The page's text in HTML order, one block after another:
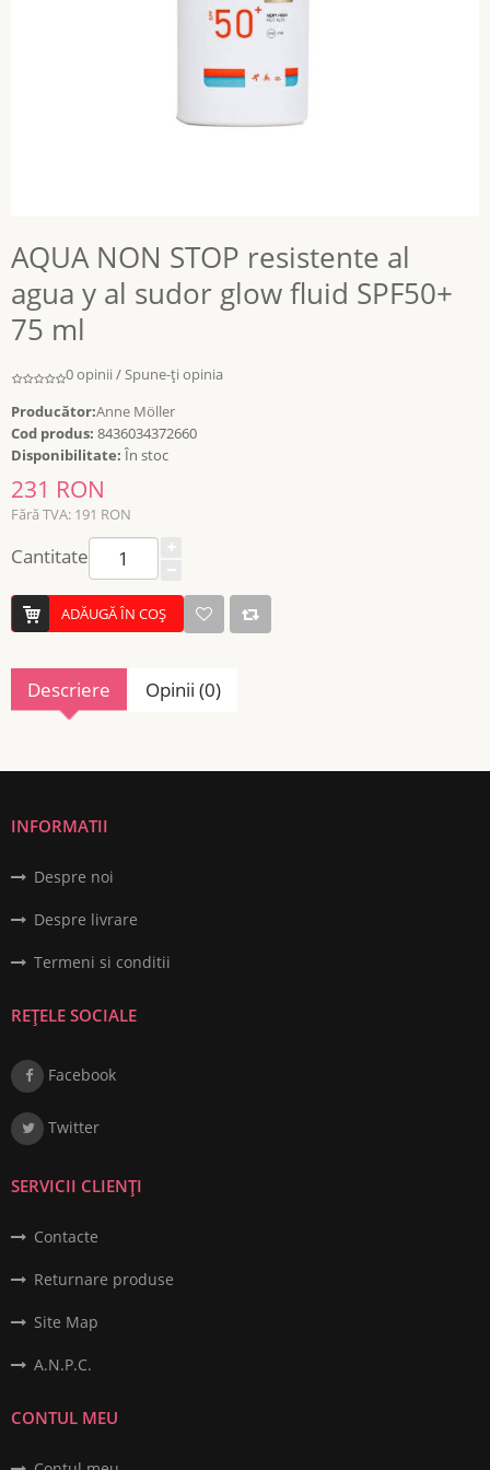
AQUA NON STOP resistente al
agua y al sudor glow fluid SPF50+
75 ml
0 opinii /Spune-ţi opinia
Producător:Anne Möller
Cod produs: 8436034372660
Disponibilitate: În stoc
231 RON
Fără TVA: 191 RON
Cantitate
ADĂUGĂ ÎN COŞ
Descriere Opinii (0)
INFORMATII
Despre noi
Despre livrare
Termeni si conditii
REȚELE SOCIALE
Facebook
Twitter
SERVICII CLIENȚI
Contacte
Returnare produse
Site Map
A.N.P.C.
CONTUL MEU